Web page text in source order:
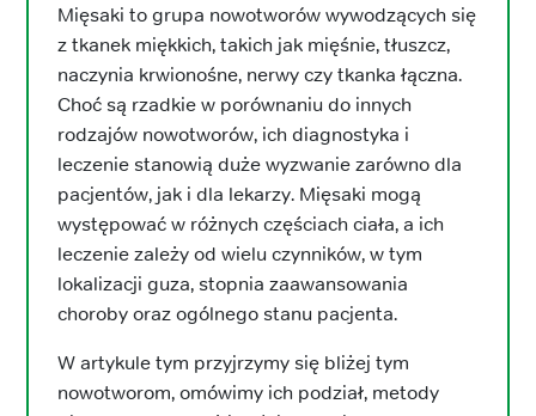
Mięsaki to grupa nowotworów wywodzących się
z tkanek miękkich, takich jak mięśnie, tłuszcz,
naczynia krwionośne, nerwy czy tkanka łączna.
Choć są rzadkie w porównaniu do innych
rodzajów nowotworów, ich diagnostyka i
leczenie stanowią duże wyzwanie zarówno dla
pacjentów, jak i dla lekarzy. Mięsaki mogą
występować w różnych częściach ciała, a ich
leczenie zależy od wielu czynników, w tym
lokalizacji guza, stopnia zaawansowania
choroby oraz ogólnego stanu pacjenta.
W artykule tym przyjrzymy się bliżej tym
nowotworom, omówimy ich podział, metody